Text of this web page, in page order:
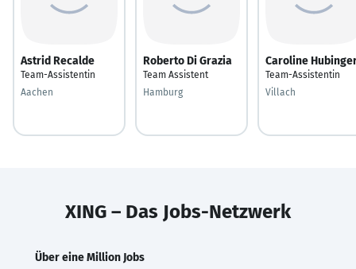
Astrid Recalde
Team-Assistentin
Aachen
Roberto Di Grazia
Team Assistent
Hamburg
Caroline
Team-Assistentin
Villach
XING – Das Jobs-Netzwerk
Über eine Million Jobs